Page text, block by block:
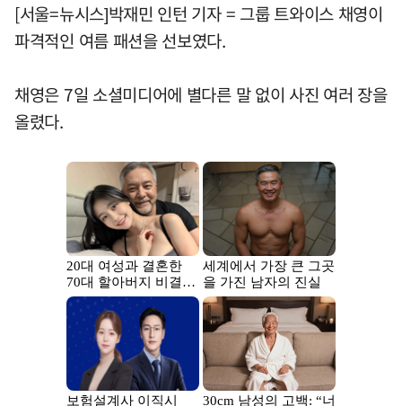
[서울=뉴시스]박재민 인턴 기자 = 그룹 트와이스 채영이
파격적인 여름 패션을 선보였다.
채영은 7일 소셜미디어에 별다른 말 없이 사진 여러 장을
올렸다.